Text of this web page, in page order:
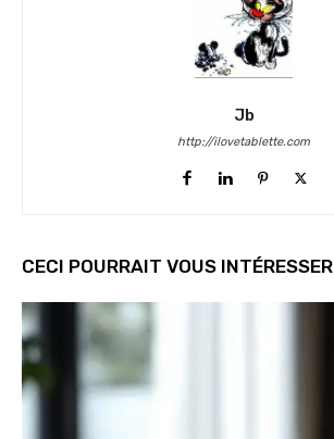
Jb
http://ilovetablette.com
CECI POURRAIT VOUS INTÉRESSER